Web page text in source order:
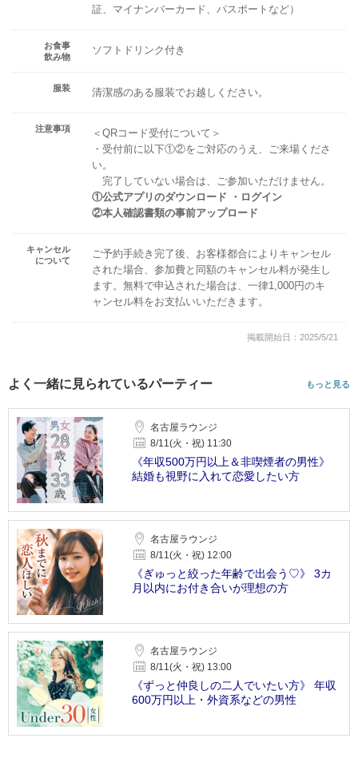
証、マイナンバーカード、パスポートなど）
お食事
飲み物
ソフトドリンク付き
服装 清潔感のある服装でお越しください。
注意事項
＜QRコード受付について＞
・受付前に以下①②をご対応のうえ、ご来場くださ
い。
完了していない場合は、ご参加いただけません。
①公式アプリのダウンロード ・ログイン
②本人確認書類の事前アップロード
キャンセル
について
ご予約手続き完了後、お客様都合によりキャンセル
された場合、参加費と同額のキャンセル料が発生し
ます。無料で申込された場合は、一律1,000円のキ
ャンセル料をお支払いいただきます。
掲載開始日：2025/5/21
よく一緒に見られているパーティー もっと見る
名古屋ラウンジ
8/11(火・祝) 11:30
《年収500万円以上＆非喫煙者の男性》
結婚も視野に入れて恋愛したい方
名古屋ラウンジ
8/11(火・祝) 12:00
《ぎゅっと絞った年齢で出会う♡》 3カ
月以内にお付き合いが理想の方
名古屋ラウンジ
8/11(火・祝) 13:00
《ずっと仲良しの二人でいたい方》 年収
600万円以上・外資系などの男性